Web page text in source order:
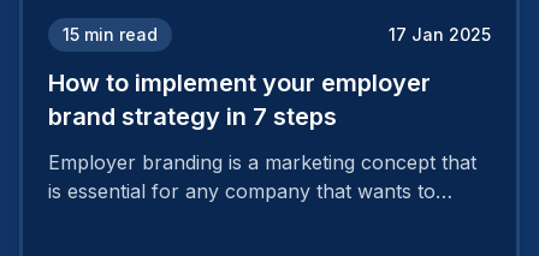
15 min read 17 Jan 2025
How to implement your employer
brand strategy in 7 steps
Employer branding is a marketing concept that
is essential for any company that wants to